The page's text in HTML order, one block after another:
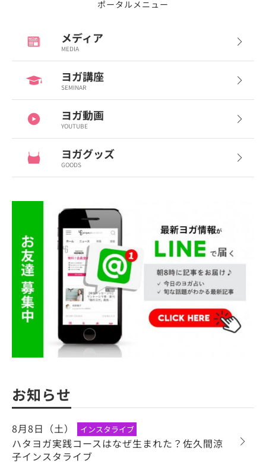
ポータルメニュー
メディア
MEDIA
ヨガ講座
SEMINAR
ヨガ動画
YOUTUBE
ヨガグッズ
GOODS
お知らせ
8月8日（土） インスタライブ
ハタヨガ実践コースはなぜ生まれた？佐久間涼
子インスタライブ